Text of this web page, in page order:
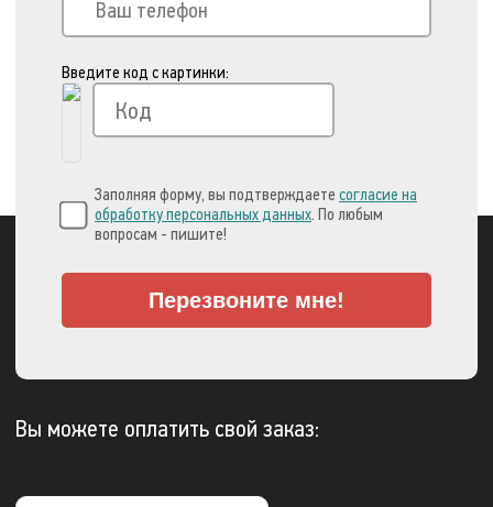
Введите код с картинки:
Заполняя форму, вы подтверждаете согласие на
обработку персональных данных. По любым
вопросам - пишите!
Перезвоните мне!
Вы можете оплатить свой заказ: